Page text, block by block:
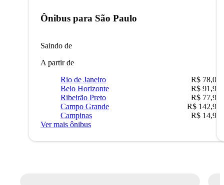
Ônibus para São Paulo
Saindo de
A partir de
Rio de Janeiro
R$ 78,02
Belo Horizonte
R$ 91,90
Ribeirão Preto
R$ 77,90
Campo Grande
R$ 142,90
Campinas
R$ 14,90
Ver mais ônibus